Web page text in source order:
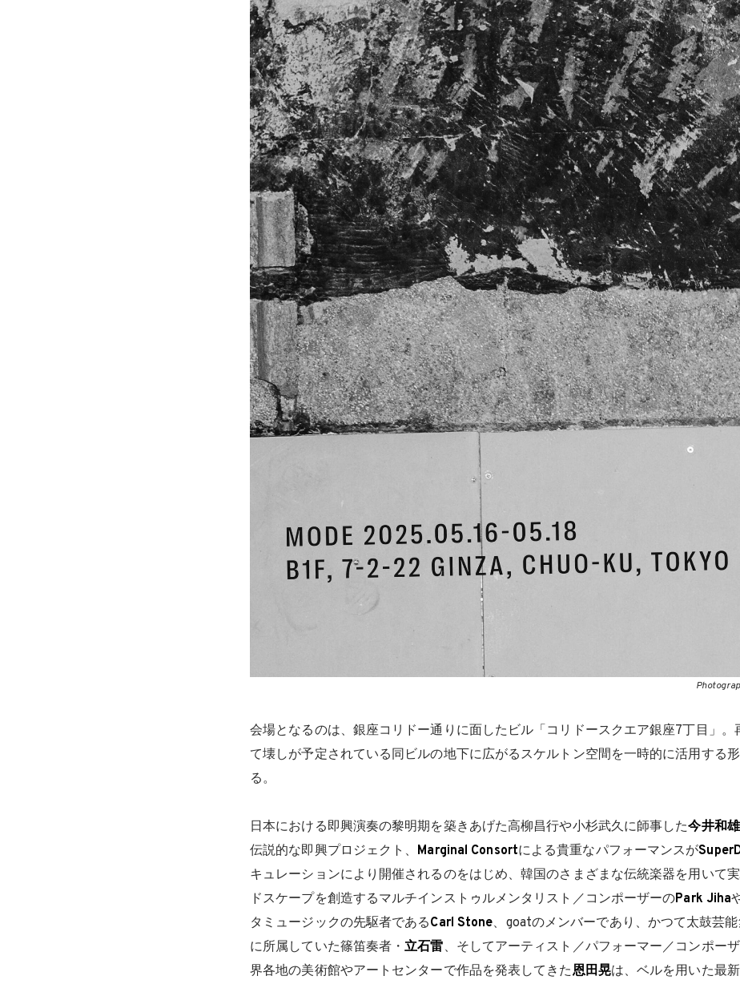
会場となるのは、銀座コリドー通りに面したビル「コリドースクエア銀座7丁目」。
て壊しが予定されている同ビルの地下に広がるスケルトン空間を一時的に活用する
る。
日本における即興演奏の黎明期を築きあげた高柳昌行や小杉武久に師事した今井和雄
伝説的な即興プロジェクト、 Marginal Consortによる貴重なパフォーマンスが
キュレーションにより開催されるのをはじめ、韓国のさまざまな伝統楽器を用いて
ドスケープを創造するマルチインストゥルメンタリスト／コンポーザーのPark Jiha
タミュージックの先駆者であるCarl Stone、goatのメンバーであり、かつて太鼓芸能
に所属していた篠笛奏者・立石雷、そしてアーティスト／パフォーマー／コンポー
界各地の美術館やアートセンターで作品を発表してきた恩田晃は、ベルを用いた最